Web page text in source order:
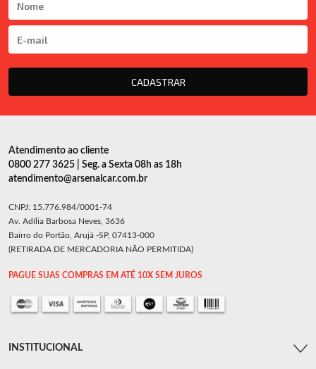
CADASTRAR
Atendimento ao cliente
0800 277 3625 | Seg. a Sexta 08h as 18h
atendimento@arsenalcar.com.br
CNPJ: 15.776.984/0001-74
Av. Adília Barbosa Neves, 3636
Bairro do Portão, Arujá -SP, 07413-000
(RETIRADA DE MERCADORIA NÃO PERMITIDA)
PAGUE SUAS COMPRAS EM ATÉ 10X SEM JUROS
INSTITUCIONAL